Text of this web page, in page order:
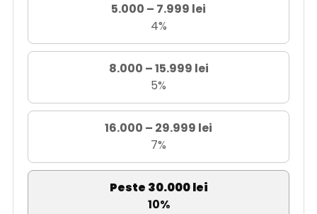
5.000 – 7.999 lei
4%
8.000 – 15.999 lei
5%
16.000 – 29.999 lei
7%
Peste 30.000 lei
10%